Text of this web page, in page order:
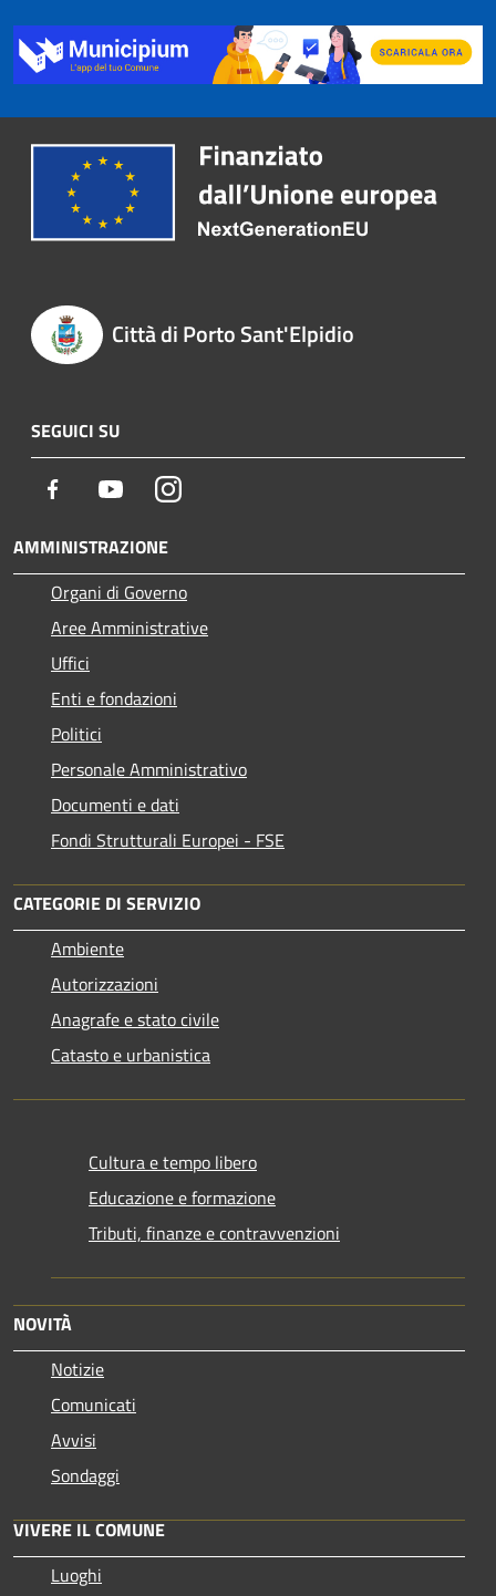
Città di Porto Sant'Elpidio
SEGUICI SU
Facebook YoutubeInstagram
AMMINISTRAZIONE
Organi di Governo
Aree Amministrative
Uffici
Enti e fondazioni
Politici
Personale Amministrativo
Documenti e dati
Fondi Strutturali Europei - FSE
CATEGORIE DI SERVIZIO
Ambiente
Autorizzazioni
Anagrafe e stato civile
Catasto e urbanistica
Cultura e tempo libero
Educazione e formazione
Tributi, finanze e contravvenzioni
NOVITÀ
Notizie
Comunicati
Avvisi
Sondaggi
VIVERE IL COMUNE
Luoghi